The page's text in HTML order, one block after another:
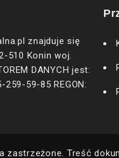
znajduje się
510 Konin woj.
DANYCH jest:
259-59-85 REGON:
zastrzeżone. Treść